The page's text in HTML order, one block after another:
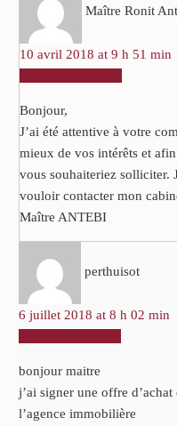
Maître Ronit
10 avril 2018 at 9 h 51 min
Bonjour,
J’ai été attentive à votre
mieux de vos intérêts et
vous souhaiteriez solliciter.
vouloir contacter mon
Maître ANTEBI
perthuisot
6 juillet 2018 at 8 h 02 min
bonjour maitre
j’ai signer une offre
l’agence immobilière